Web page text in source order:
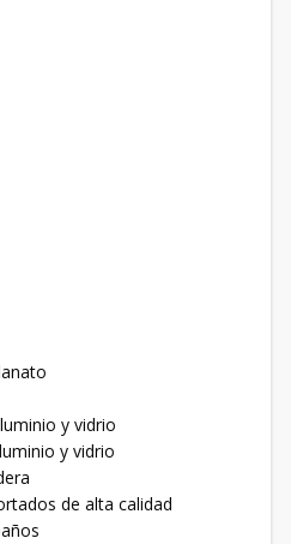
y vidrio
y vidrio
de alta calidad